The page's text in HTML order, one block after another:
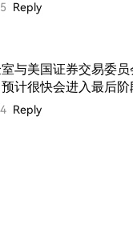
Reply
与美国证券交易委
计很快会进入最后
Reply